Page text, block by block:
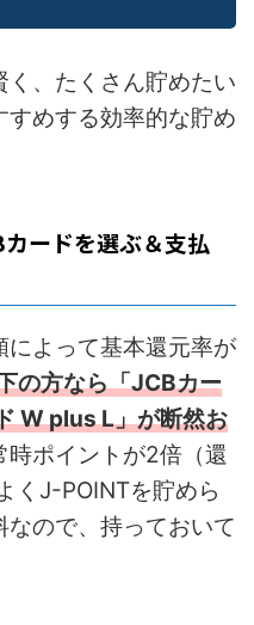
、たくさん貯めたい
めする効率的な貯め
ードを選ぶ＆支払
よって基本還元率が
の方なら「JCBカー
W plus L」が断然お
時ポイントが2倍（還
くJ-POINTを貯めら
ので、持っておいて